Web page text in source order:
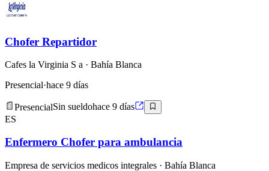
Chofer Repartidor
Cafes la Virginia S a · Bahía Blanca
Presencial·hace 9 días
PresencialSin sueldohace 9 días
ES
Enfermero Chofer para ambulancia
Empresa de servicios medicos integrales · Bahía Blanca